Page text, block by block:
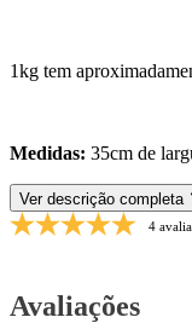
1kg tem
Medidas: 35cm de
Ver descrição completa
4
Avaliações